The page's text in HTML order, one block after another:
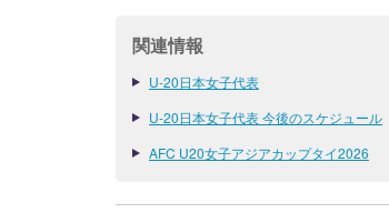
関連情報
U-20日本女子代表
U-20日本女子代表 今後のスケジュール
AFC U20女子アジアカップタイ2026